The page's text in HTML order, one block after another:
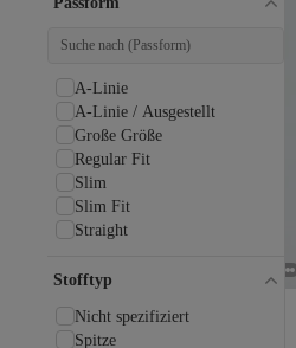
Paillette
Pompon
Reißverschluss
Rose Detailliert
Rüsche
Schal
Schimmernde
Seile Detailliert
Steindruck
Tasche detailliert
Tork
A-Linie
A-Linie / Ausgestellt
Große Größe
Regular Fit
Slim
Slim Fit
Straight
Stofftyp
Nicht spezifiziert
Spitze